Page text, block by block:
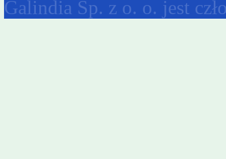
Galindia Sp. z o. o. jest